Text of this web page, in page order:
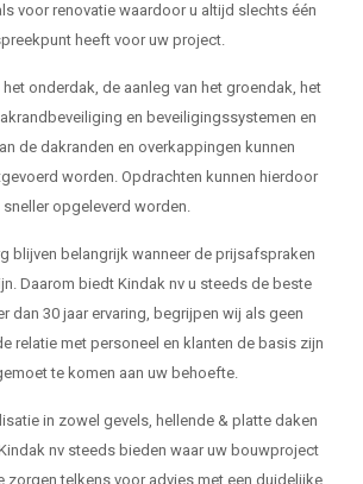
voor renovatie waardoor u altijd slechts één
heeft voor uw project.
onderdak, de aanleg van het groendak, het
en beveiligingssystemen en
de dakranden en overkappingen kunnen
worden. Opdrachten kunnen hierdoor
sneller opgeleverd worden.
blijven belangrijk wanneer de prijsafspraken
Daarom biedt Kindak nv u steeds de beste
dan 30 jaar ervaring, begrijpen wij als geen
relatie met personeel en klanten de basis zijn
te komen aan uw behoefte.
in zowel gevels, hellende & platte daken
nv steeds bieden waar uw bouwproject
zorgen telkens voor advies met een duidelijke